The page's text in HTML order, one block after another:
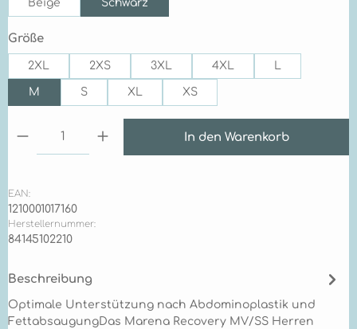
Beige Schwarz
Größeauswählen
2XL 2XS 3XL 4XL L
M S XL XS
Produkt Anzahl: Gib den gewünschten Wert
In den Warenkorb
EAN:
1210001017160
Herstellernummer:
84145102210
Beschreibung
Optimale Unterstützung nach Abdominoplastik und
FettabsaugungDas Marena Recovery MV/SS Herren